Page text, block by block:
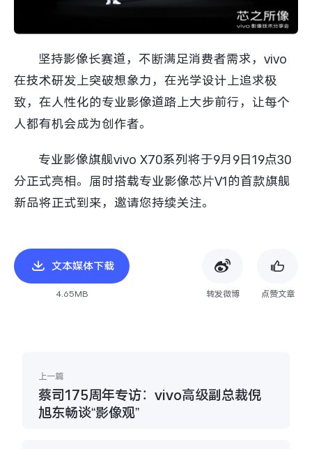
坚持影像长赛道，不断满足消费者需求，vivo
在技术研发上突破想象力，在光学设计上追求极
致，在人性化的专业影像道路上大步前行，让每个
人都有机会成为创作者。
专业影像旗舰vivo X70系列将于9月9日19点30
分正式亮相。届时搭载专业影像芯片V1的首款旗舰
新品将正式到来，邀请您持续关注。
文本媒体下载
4.65MB 转发微博 点赞文章
上一篇
蔡司175周年专访：vivo高级副总裁倪
旭东畅谈“影像观”